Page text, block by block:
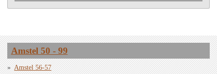
Amstel 50 - 99
Amstel 56-57